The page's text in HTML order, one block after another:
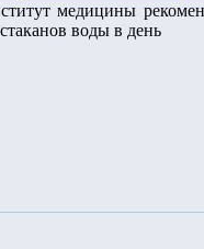
медицины
воды в день